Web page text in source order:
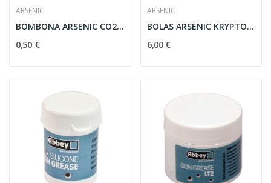
ARSENIC
BOMBONA ARSENIC CO2 0.12G
0,50 €
ARSENIC
BOLAS ARSENIC KRYPTON 0.28G 1000RDS BLANCA
6,00 €